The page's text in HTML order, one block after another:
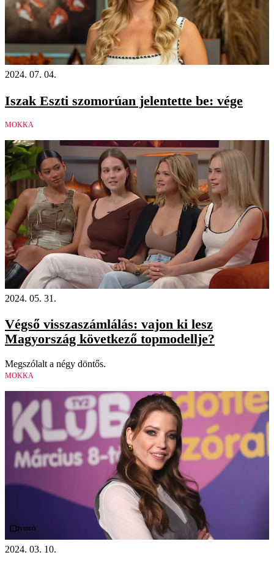
2024. 07. 04.
Iszak Eszti szomorúan jelentette be: vége
MOKKA
2024. 05. 31.
Végső visszaszámlálás: vajon ki lesz
Magyország következő topmodellje?
Megszólalt a négy döntős.
MOKKA
Videó
2024. 03. 10.